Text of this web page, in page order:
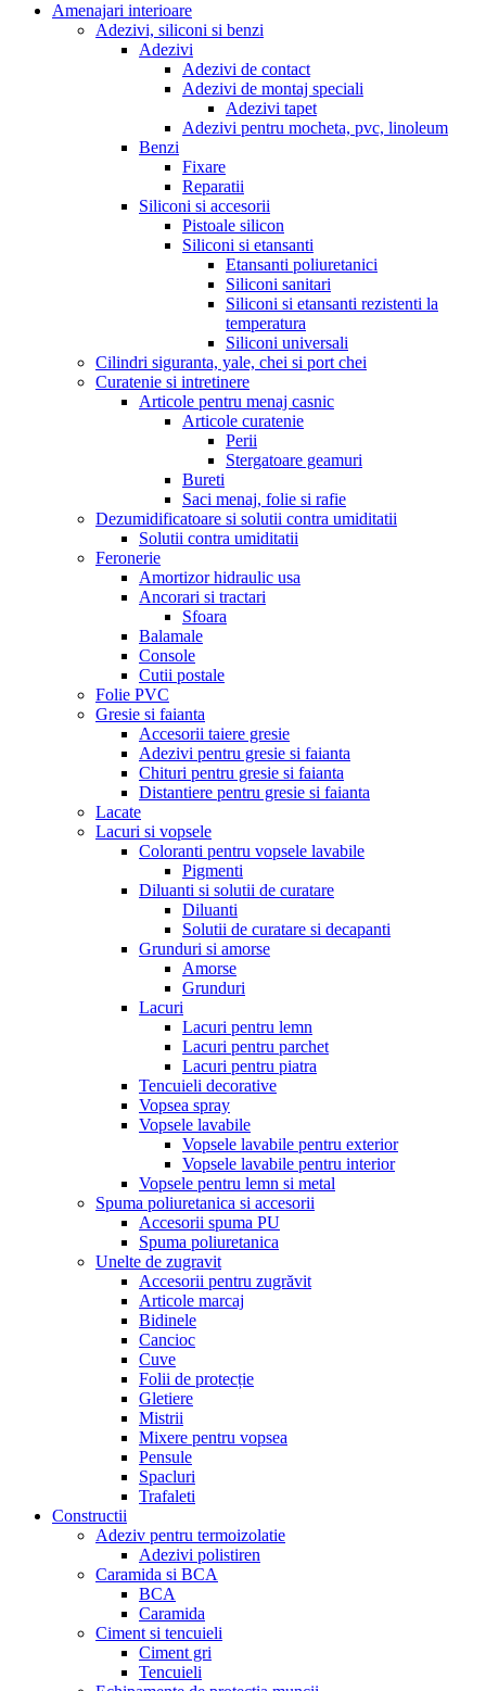
Amenajari interioare
Adezivi, siliconi si benzi
Adezivi
Adezivi de contact
Adezivi de montaj speciali
Adezivi tapet
Adezivi pentru mocheta, pvc, linoleum
Benzi
Fixare
Reparatii
Siliconi si accesorii
Pistoale silicon
Siliconi si etansanti
Etansanti poliuretanici
Siliconi sanitari
Siliconi si etansanti rezistenti la
temperatura
Siliconi universali
Cilindri siguranta, yale, chei si port chei
Curatenie si intretinere
Articole pentru menaj casnic
Articole curatenie
Perii
Stergatoare geamuri
Bureti
Saci menaj, folie si rafie
Dezumidificatoare si solutii contra umiditatii
Solutii contra umiditatii
Feronerie
Amortizor hidraulic usa
Ancorari si tractari
Sfoara
Balamale
Console
Cutii postale
Folie PVC
Gresie si faianta
Accesorii taiere gresie
Adezivi pentru gresie si faianta
Chituri pentru gresie si faianta
Distantiere pentru gresie si faianta
Lacate
Lacuri si vopsele
Coloranti pentru vopsele lavabile
Pigmenti
Diluanti si solutii de curatare
Diluanti
Solutii de curatare si decapanti
Grunduri si amorse
Amorse
Grunduri
Lacuri
Lacuri pentru lemn
Lacuri pentru parchet
Lacuri pentru piatra
Tencuieli decorative
Vopsea spray
Vopsele lavabile
Vopsele lavabile pentru exterior
Vopsele lavabile pentru interior
Vopsele pentru lemn si metal
Spuma poliuretanica si accesorii
Accesorii spuma PU
Spuma poliuretanica
Unelte de zugravit
Accesorii pentru zugrăvit
Articole marcaj
Bidinele
Cancioc
Cuve
Folii de protecție
Gletiere
Mistrii
Mixere pentru vopsea
Pensule
Spacluri
Trafaleti
Constructii
Adeziv pentru termoizolatie
Adezivi polistiren
Caramida si BCA
BCA
Caramida
Ciment si tencuieli
Ciment gri
Tencuieli